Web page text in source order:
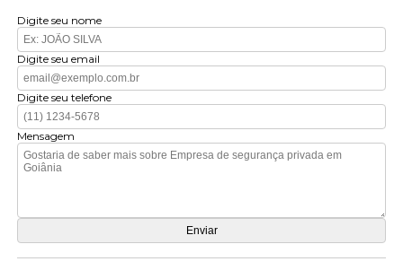
Digite seu nome
Digite seu email
Digite seu telefone
Mensagem